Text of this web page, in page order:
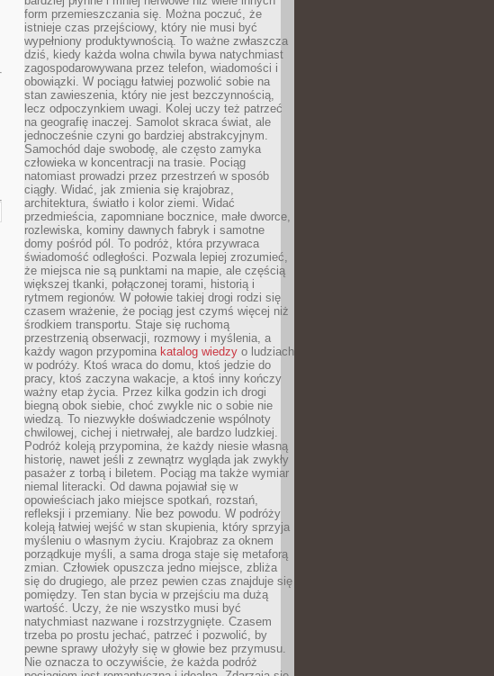
form przemieszczania się. Można poczuć, że
istnieje czas przejściowy, który nie musi być
wypełniony produktywnością. To ważne zwłaszcza
dziś, kiedy każda wolna chwila bywa natychmiast
zagospodarowywana przez telefon, wiadomości i
obowiązki. W pociągu łatwiej pozwolić sobie na
stan zawieszenia, który nie jest bezczynnością,
lecz odpoczynkiem uwagi. Kolej uczy też patrzeć
na geografię inaczej. Samolot skraca świat, ale
jednocześnie czyni go bardziej abstrakcyjnym.
Samochód daje swobodę, ale często zamyka
człowieka w koncentracji na trasie. Pociąg
natomiast prowadzi przez przestrzeń w sposób
ciągły. Widać, jak zmienia się krajobraz,
architektura, światło i kolor ziemi. Widać
przedmieścia, zapomniane bocznice, małe dworce,
rozlewiska, kominy dawnych fabryk i samotne
domy pośród pól. To podróż, która przywraca
świadomość odległości. Pozwala lepiej zrozumieć,
że miejsca nie są punktami na mapie, ale częścią
większej tkanki, połączonej torami, historią i
rytmem regionów. W połowie takiej drogi rodzi się
czasem wrażenie, że pociąg jest czymś więcej niż
środkiem transportu. Staje się ruchomą
przestrzenią obserwacji, rozmowy i myślenia, a
każdy wagon przypomina katalog wiedzy o ludziach
w podróży. Ktoś wraca do domu, ktoś jedzie do
pracy, ktoś zaczyna wakacje, a ktoś inny kończy
ważny etap życia. Przez kilka godzin ich drogi
biegną obok siebie, choć zwykle nic o sobie nie
wiedzą. To niezwykłe doświadczenie wspólnoty
chwilowej, cichej i nietrwałej, ale bardzo ludzkiej.
Podróż koleją przypomina, że każdy niesie własną
historię, nawet jeśli z zewnątrz wygląda jak zwykły
pasażer z torbą i biletem. Pociąg ma także wymiar
niemal literacki. Od dawna pojawiał się w
opowieściach jako miejsce spotkań, rozstań,
refleksji i przemiany. Nie bez powodu. W podróży
koleją łatwiej wejść w stan skupienia, który sprzyja
myśleniu o własnym życiu. Krajobraz za oknem
porządkuje myśli, a sama droga staje się metaforą
zmian. Człowiek opuszcza jedno miejsce, zbliża
się do drugiego, ale przez pewien czas znajduje się
pomiędzy. Ten stan bycia w przejściu ma dużą
wartość. Uczy, że nie wszystko musi być
natychmiast nazwane i rozstrzygnięte. Czasem
trzeba po prostu jechać, patrzeć i pozwolić, by
pewne sprawy ułożyły się w głowie bez przymusu.
Nie oznacza to oczywiście, że każda podróż